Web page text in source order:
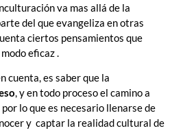
va mas allá de la
del que evangeliza en otras
ciertos pensamientos que
eficaz .
cuenta, es saber que la
, y en todo proceso el camino a
lo que es necesario llenarse de
y captar la realidad cultural de